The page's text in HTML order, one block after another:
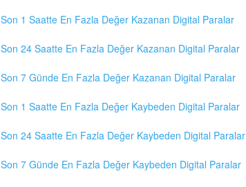
Son 1 Saatte En Fazla Değer Kazanan Digital Paralar
Son 24 Saatte En Fazla Değer Kazanan Digital Paralar
Son 7 Günde En Fazla Değer Kazanan Digital Paralar
Son 1 Saatte En Fazla Değer Kaybeden Digital Paralar
Son 24 Saatte En Fazla Değer Kaybeden Digital Paralar
Son 7 Günde En Fazla Değer Kaybeden Digital Paralar